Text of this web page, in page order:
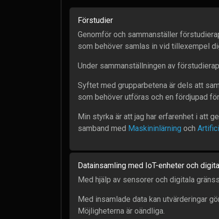
Förstudier
Genomför och sammanställer
som behöver samlas in vid tillexempel
Under sammanställningen av
Syftet med grupparbetena är dels att
som behöver utföras och en fördjupad
Min styrka är att jag har erfarenhet i att
samband med Maskininlärning och
Datainsamling med IoT-enheter och
Med hjälp av sensorer och digitala
Med insamlade data kan utvärderingar
Möjligheterna är oändliga.